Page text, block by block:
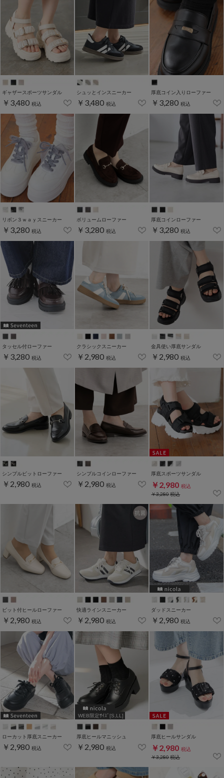
ギャザースポーツサンダル
￥3,480 税込
シュッとインスニーカー
￥3,480 税込
厚底コイン入りローファー
￥3,280 税込
リボン３ｗａｙスニーカー
￥3,280 税込
ボリュームローファー
￥3,280 税込
厚底コインローファー
￥3,280 税込
タッセル付ローファー
￥3,280 税込
クラシックスニーカー
￥2,980 税込
金具使い厚底サンダル
￥2,980 税込
シンプルビットローファー
￥2,980 税込
シンプルコインローファー
￥2,980 税込
厚底スポーツサンダル
￥2,980 税込
￥3,280税込
ビット付ヒールローファー
￥2,980 税込
快適ラインスニーカー
￥2,980 税込
ダッドスニーカー
￥2,980 税込
ローカット厚底スニーカー
￥2,980 税込
WEB限定ｻｲｽﾞ[S,LL]
厚底ヒールマニッシュ
￥2,980 税込
厚底ヒールサンダル
￥2,980 税込
￥3,280税込